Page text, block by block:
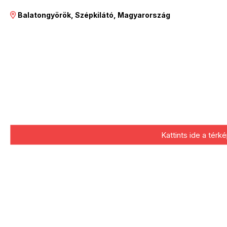
Balatongyörök, Szépkilátó, Magyarország
Kattints ide a